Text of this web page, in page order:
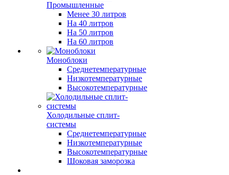
Промышленные
Менее 30 литров
На 40 литров
На 50 литров
На 60 литров
Моноблоки
Среднетемпературные
Низкотемпературные
Высокотемпературные
Холодильные сплит-
системы
Среднетемпературные
Низкотемпературные
Высокотемпературные
Шоковая заморозка